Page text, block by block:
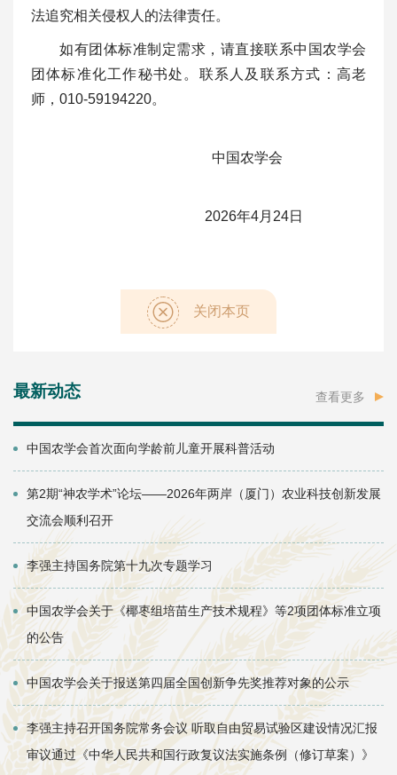
法追究相关侵权人的法律责任。
如有团体标准制定需求，请直接联系中国农学会
团体标准化工作秘书处。联系人及联系方式：高老
师，010-59194220。
中国农学会
2026年4月24日
关闭本页
查看更多
最新动态
中国农学会首次面向学龄前儿童开展科普活动
第2期“神农学术”论坛——2026年两岸（厦门）农业科技创新发展
交流会顺利召开
李强主持国务院第十九次专题学习
中国农学会关于《椰枣组培苗生产技术规程》等2项团体标准立项
的公告
中国农学会关于报送第四届全国创新争先奖推荐对象的公示
李强主持召开国务院常务会议 听取自由贸易试验区建设情况汇报
审议通过《中华人民共和国行政复议法实施条例（修订草案）》